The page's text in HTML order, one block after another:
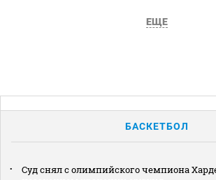
ЕЩЕ
БАСКЕТБОЛ
Суд снял с олимпийского чемпиона